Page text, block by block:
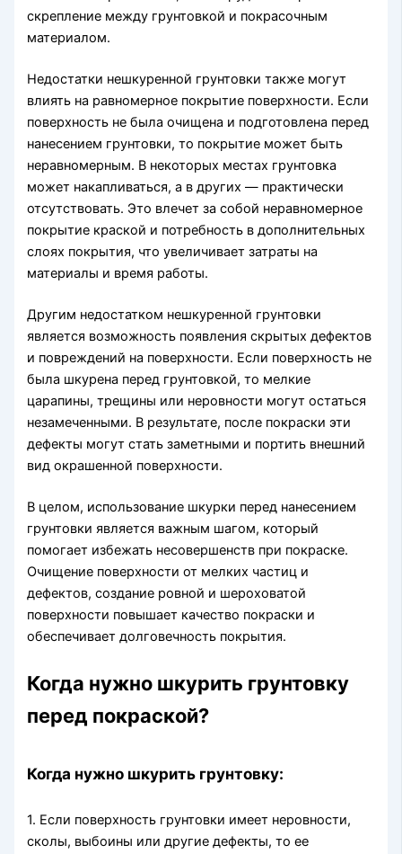
скрепление между грунтовкой и покрасочным
материалом.
Недостатки нешкуренной грунтовки также могут
влиять на равномерное покрытие поверхности. Если
поверхность не была очищена и подготовлена перед
нанесением грунтовки, то покрытие может быть
неравномерным. В некоторых местах грунтовка
может накапливаться, а в других — практически
отсутствовать. Это влечет за собой неравномерное
покрытие краской и потребность в дополнительных
слоях покрытия, что увеличивает затраты на
материалы и время работы.
Другим недостатком нешкуренной грунтовки
является возможность появления скрытых дефектов
и повреждений на поверхности. Если поверхность не
была шкурена перед грунтовкой, то мелкие
царапины, трещины или неровности могут остаться
незамеченными. В результате, после покраски эти
дефекты могут стать заметными и портить внешний
вид окрашенной поверхности.
В целом, использование шкурки перед нанесением
грунтовки является важным шагом, который
помогает избежать несовершенств при покраске.
Очищение поверхности от мелких частиц и
дефектов, создание ровной и шероховатой
поверхности повышает качество покраски и
обеспечивает долговечность покрытия.
Когда нужно шкурить грунтовку
перед покраской?
Когда нужно шкурить грунтовку:
1. Если поверхность грунтовки имеет неровности,
сколы, выбоины или другие дефекты, то ее